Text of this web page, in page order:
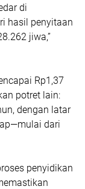
di
hasil penyitaan
jiwa,”
Rp1,37
potret lain:
dengan latar
dari
penyidikan